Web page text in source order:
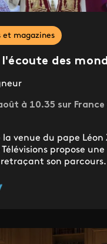
et magazines
l'écoute des
à 10.35 sur
venue du pape Léon
propose une
son parcours.